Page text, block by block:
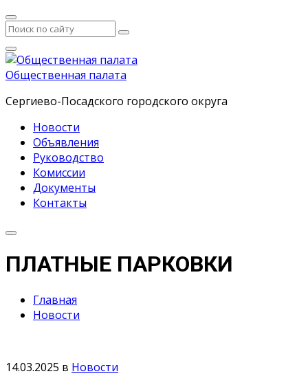
Общественная палата
Сергиево-Посадского городского округа
Новости
Объявления
Руководство
Комиссии
Документы
Контакты
ПЛАТНЫЕ ПАРКОВКИ
Главная
Новости
14.03.2025 в Новости